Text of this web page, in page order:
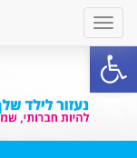
פתח סרגל נגישות